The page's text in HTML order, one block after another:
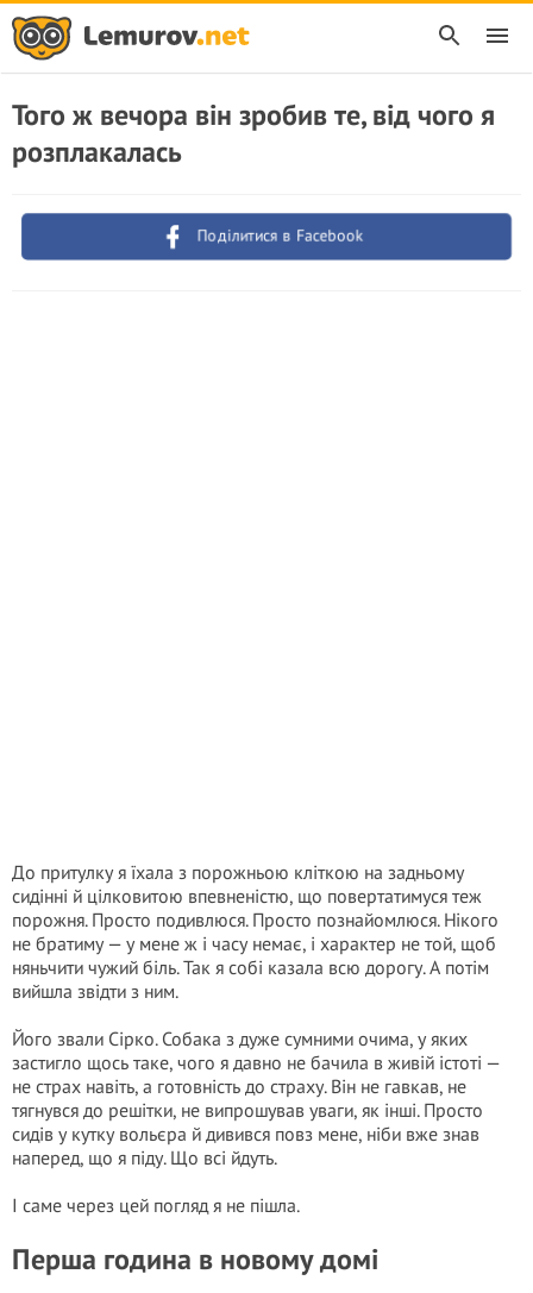
Того ж вечора він зробив те, від чого я
розплакалась
Поділитися в Facebook
До притулку я їхала з порожньою кліткою на задньому
сидінні й цілковитою впевненістю, що повертатимуся теж
порожня. Просто подивлюся. Просто познайомлюся. Нікого
не братиму — у мене ж і часу немає, і характер не той, щоб
няньчити чужий біль. Так я собі казала всю дорогу. А потім
вийшла звідти з ним.
Його звали Сірко. Собака з дуже сумними очима, у яких
застигло щось таке, чого я давно не бачила в живій істоті —
не страх навіть, а готовність до страху. Він не гавкав, не
тягнувся до решітки, не випрошував уваги, як інші. Просто
сидів у кутку вольєра й дивився повз мене, ніби вже знав
наперед, що я піду. Що всі йдуть.
І саме через цей погляд я не пішла.
Перша година в новому домі